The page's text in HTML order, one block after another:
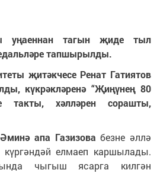
уңаеннан тагын җиде тыл
тапшырылды.
җитәкчесе Ренат Гатиятов
күкрәкләренә “Җиңүнең 80
такты, хәлләрен сорашты,
Әминә апа Газизова безне әллә
елмаеп каршылады.
чыгыш ясарга килгән